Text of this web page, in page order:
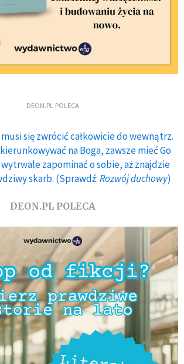
DEON.PL POLECA
się zwrócić całkowicie do wewnątrz.
na Boga, zawsze mieć Go
zapominać o sobie, aż znajdzie
skarb. (Sprawdź:Rozwój duchowy)
DEON.PL POLECA